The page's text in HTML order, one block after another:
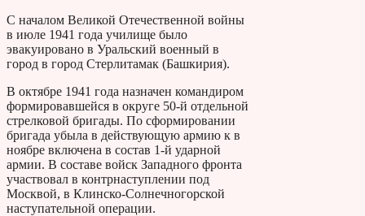
С началом Великой Отечественной войны
в июле 1941 года училище было
эвакуировано в Уральский военный в
город в город Стерлитамак (Башкирия).
В октябре 1941 года назначен командиром
формировавшейся в округе 50-й отдельной
стрелковой бригады. По сформировании
бригада убыла в действующую армию к в
ноябре включена в состав 1-й ударной
армии. В составе войск Западного фронта
участвовал в контрнаступлении под
Москвой, в Клинско-Солнечногорской
наступательной операции.